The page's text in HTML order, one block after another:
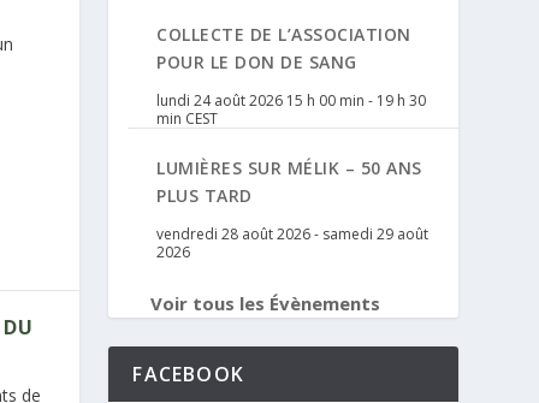
de
COLLECTE DE L’ASSOCIATION
POUR LE DON DE SANG
lundi 24 août 2026 15 h 00 min - 19 h 30
min CEST
LUMIÈRES SUR MÉLIK – 50 ANS
PLUS TARD
vendredi 28 août 2026- samedi 29 août
2026
Voir tous les Évènements
FACEBOOK